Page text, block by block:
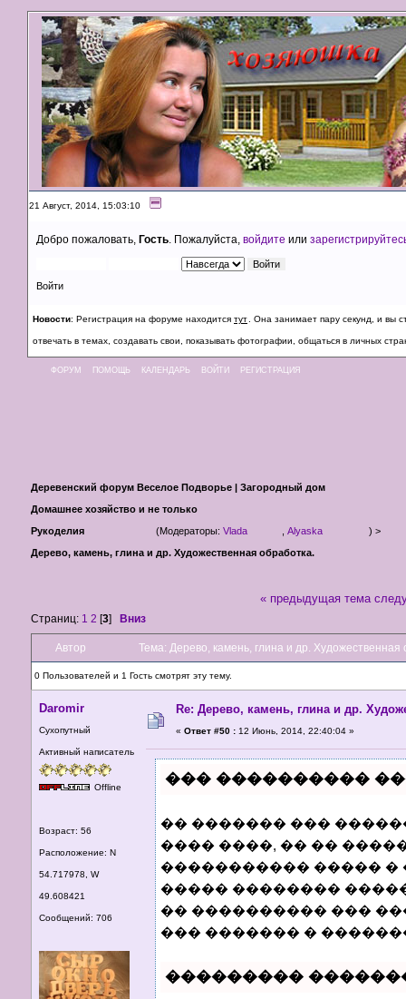
21 Август, 2014, 15:03:10
Добро пожаловать, Гость . Пожалуйста, войдите или
Войти
Новости: Регистрация на форуме находится тут . Она занимает пару секунд, и вы
отвечать в темах, создавать свои, показывать фотографии, общаться в личных
ФОРУМ ПОМОЩЬ КАЛЕНДАРЬ ВОЙТИ РЕГИСТРАЦИЯ
Деревенский форум Веселое Подворье | Загородный дом
Домашнее хозяйство и не только
Рукоделия
(Модераторы: Vlada Alyaska
) >
Дерево, камень, глина и др. Художественная обработка.
Страниц: 1 2 [3] Вниз
« предыдущая тема
Автор Тема: Дерево, камень, глина и др.
0 Пользователей и 1 Гость смотрят эту тему.
Daromir
Сухопутный
Активный написатель
Offline
Возраст: 56
Расположение: N
54.717978, W
49.608421
Сообщений: 706
Re: Дерево, камень, глина и др.
« Ответ #50 : 12 Июнь, 2014, 22:40:04 »
��� ����������
�� ������� ���
���� ����, �� ��
����������� ����� �
����� ��������
�� ���������� ���
��� ������� �
���������